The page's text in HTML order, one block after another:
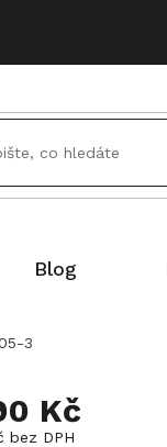
Blog
3
Kč
bez DPH